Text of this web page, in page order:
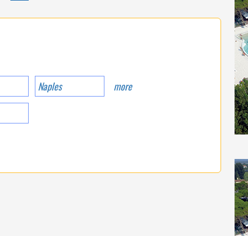
Naples
more